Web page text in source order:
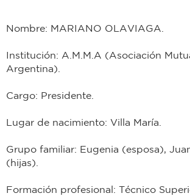
Nombre: MARIANO OLAVIAGA.
Institución: A.M.M.A (Asociación
Argentina).
Cargo: Presidente.
Lugar de nacimiento: Villa María.
Grupo familiar: Eugenia (esposa),
(hijas).
Formación profesional: Técnico